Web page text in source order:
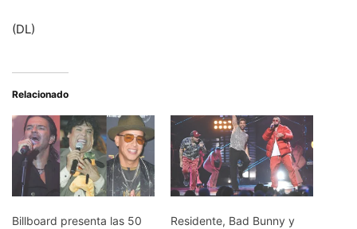
(DL)
Relacionado
Billboard presenta las 50
Residente, Bad Bunny y